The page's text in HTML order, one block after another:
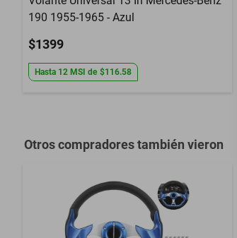
190 1955-1965 - Azul
$1399
Hasta 12 MSI de $116.58
Otros compradores también vieron